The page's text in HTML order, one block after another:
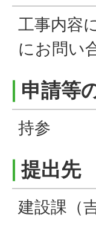
工事内容
にお問い
申請等
持参
提出先
建設課（